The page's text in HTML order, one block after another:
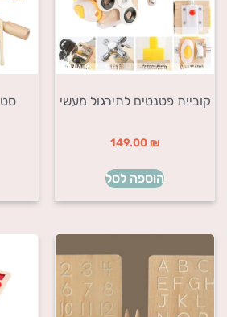
קוביית פטנטים לתירגול מעשי
149.00 ₪
הוספה לסל
סט 5 כלים מוזיקאליים